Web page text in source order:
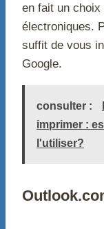
en fait un
électroniques.
suffit de vous
Google.
consulter :
imprimer :
l'utiliser?